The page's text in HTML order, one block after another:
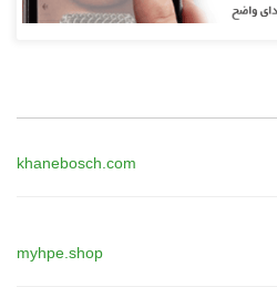
khanebosch.com
myhpe.shop